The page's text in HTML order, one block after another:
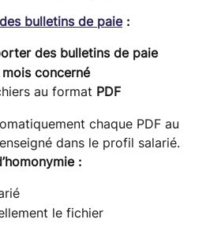
bulletins de paie :
des bulletins de paie
mois concerné
au format PDF
chaque PDF au
dans le profil salarié.
:
le fichier